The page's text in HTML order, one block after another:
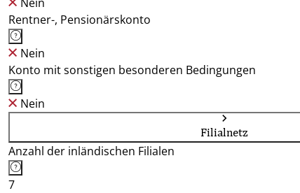
Rentner-, Pensionärskonto
Nein
Konto mit sonstigen besonderen Bedingungen
Nein
Filialnetz
Anzahl der inländischen Filialen
7